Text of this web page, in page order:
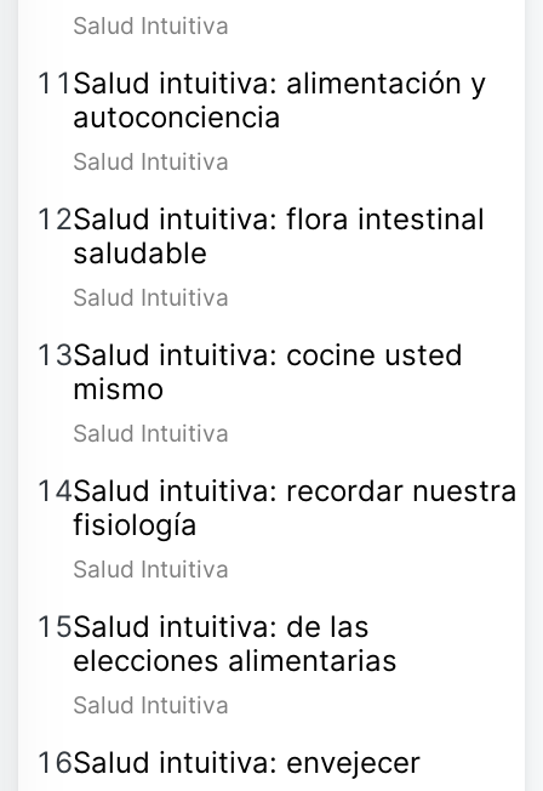
Salud Intuitiva
Salud intuitiva: alimentación y
autoconciencia
Salud Intuitiva
Salud intuitiva: flora intestinal
saludable
Salud Intuitiva
Salud intuitiva: cocine usted
mismo
Salud Intuitiva
Salud intuitiva: recordar nuestra
fisiología
Salud Intuitiva
Salud intuitiva: de las
elecciones alimentarias
Salud Intuitiva
Salud intuitiva: envejecer